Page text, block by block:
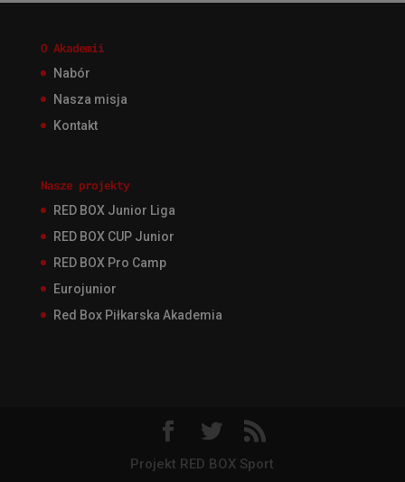
O Akademii
Nabór
Nasza misja
Kontakt
Nasze projekty
RED BOX Junior Liga
RED BOX CUP Junior
RED BOX Pro Camp
Eurojunior
Red Box Piłkarska Akademia
Projekt RED BOX Sport